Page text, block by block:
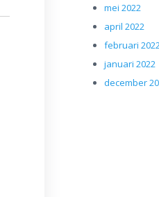
mei 2022
april 2022
februari 2022
januari 2022
december